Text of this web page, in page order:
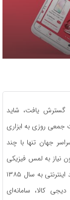
مدرن در اوایل دهه ۹۰ میلادی گسترش یافت، شاید
جمعی روزی به ابزاری
جهان تنها با چند
نیاز به لمس فیزیکی
آن‌ها، به‌راحتی خرید می‌کنند. در ایران، تاریخچه خرید اینترنتی به سال ۱۳۸۵
کالا، سامانه‌ای